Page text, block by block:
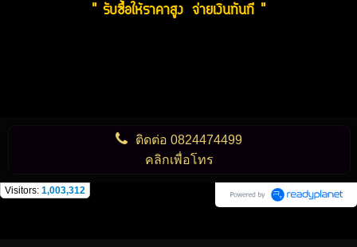
" รับซื้อให้ราคาสูง จ่ายเงินทันที "
ติดต่อ0824474499
คลิกเพื่อโทร
Visitors: 1,003,312